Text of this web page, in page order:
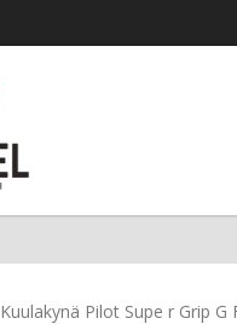
Kuulakynä Pilot Supe r Grip G